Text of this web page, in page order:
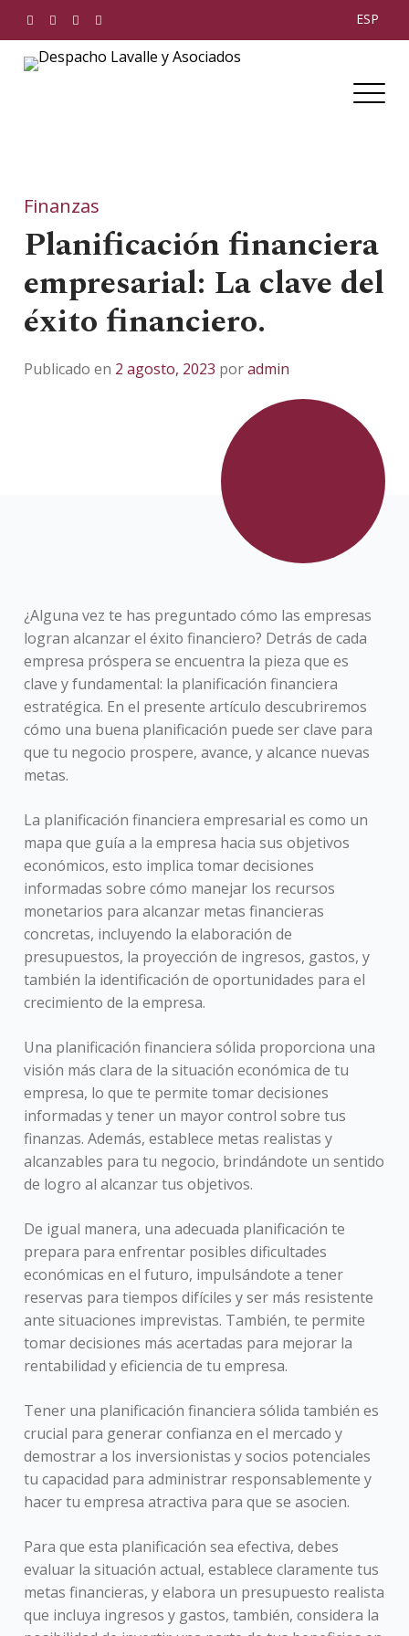
content
ESP
Despacho Lavalle y Asociados
Finanzas
Planificación financiera
empresarial: La clave del
éxito financiero.
Publicado en 2 agosto, 2023 poradmin
¿Alguna vez te has preguntado cómo las empresas
logran alcanzar el éxito financiero? Detrás de cada
empresa próspera se encuentra la pieza que es
clave y fundamental: la planificación financiera
estratégica. En el presente artículo descubriremos
cómo una buena planificación puede ser clave para
que tu negocio prospere, avance, y alcance nuevas
metas.
La planificación financiera empresarial es como un
mapa que guía a la empresa hacia sus objetivos
económicos, esto implica tomar decisiones
informadas sobre cómo manejar los recursos
monetarios para alcanzar metas financieras
concretas, incluyendo la elaboración de
presupuestos, la proyección de ingresos, gastos, y
también la identificación de oportunidades para el
crecimiento de la empresa.
Una planificación financiera sólida proporciona una
visión más clara de la situación económica de tu
empresa, lo que te permite tomar decisiones
informadas y tener un mayor control sobre tus
finanzas. Además, establece metas realistas y
alcanzables para tu negocio, brindándote un sentido
de logro al alcanzar tus objetivos.
De igual manera, una adecuada planificación te
prepara para enfrentar posibles dificultades
económicas en el futuro, impulsándote a tener
reservas para tiempos difíciles y ser más resistente
ante situaciones imprevistas. También, te permite
tomar decisiones más acertadas para mejorar la
rentabilidad y eficiencia de tu empresa.
Tener una planificación financiera sólida también es
crucial para generar confianza en el mercado y
demostrar a los inversionistas y socios potenciales
tu capacidad para administrar responsablemente y
hacer tu empresa atractiva para que se asocien.
Para que esta planificación sea efectiva, debes
evaluar la situación actual, establece claramente tus
metas financieras, y elabora un presupuesto realista
que incluya ingresos y gastos, también, considera la